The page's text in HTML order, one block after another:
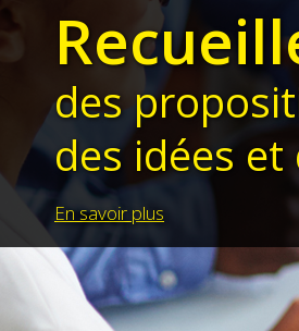
des
des idées
En savoir plus